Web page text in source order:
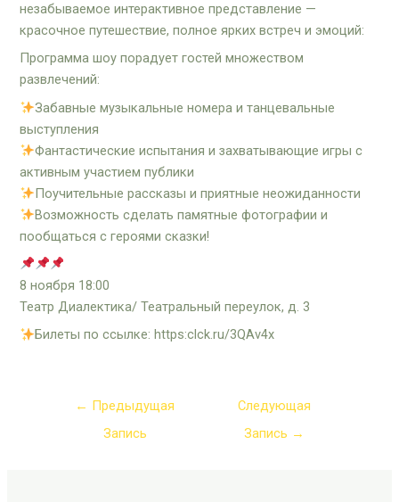
незабываемое интерактивное представление —
красочное путешествие, полное ярких встреч и эмоций:
Программа шоу порадует гостей множеством
развлечений:
Забавные музыкальные номера и танцевальные
выступления
Фантастические испытания и захватывающие игры с
активным участием публики
Поучительные рассказы и приятные неожиданности
Возможность сделать памятные фотографии и
пообщаться с героями сказки!
8 ноября 18:00
Театр Диалектика/ Театральный переулок, д. 3
Билеты по ссылке: https:clck.ru/3QAv4x
← Предыдущая
Запись
Следующая
Запись →